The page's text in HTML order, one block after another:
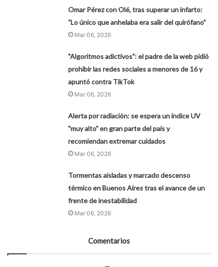
Omar Pérez con Olé, tras superar un infarto:
"Lo único que anhelaba era salir del quirófano"
Mar 06, 2026
"Algoritmos adictivos": el padre de la web pidió
prohibir las redes sociales a menores de 16 y
apuntó contra TikTok
Mar 06, 2026
Alerta por radiación: se espera un índice UV
"muy alto" en gran parte del país y
recomiendan extremar cuidados
Mar 06, 2026
Tormentas aisladas y marcado descenso
térmico en Buenos Aires tras el avance de un
frente de inestabilidad
Mar 06, 2026
Comentarios